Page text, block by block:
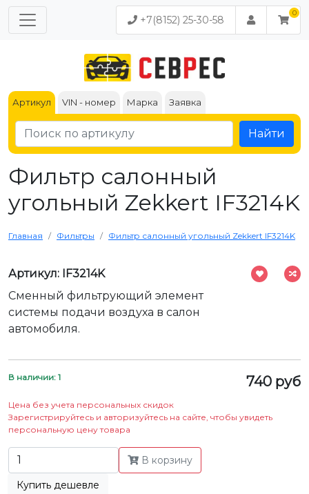
+7(8152) 25-30-58
Артикул VIN - номер Марка Заявка
Найти
Фильтр салонный
угольный Zekkert IF3214K
Главная Фильтры Фильтр салонный угольный Zekkert IF3214K
Артикул: IF3214K
Сменный фильтрующий элемент
системы подачи воздуха в салон
автомобиля.
В наличии: 1 740 руб
Цена без учета персональных скидок
Зарегистрируйтесь и авторизуйтесь на сайте, чтобы увидеть
персональную цену товара
В корзину
Купить дешевле